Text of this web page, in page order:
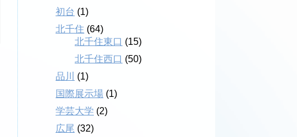
初台 (1)
北千住 (64)
北千住東口 (15)
北千住西口 (50)
品川
(1)
国際展示場 (1)
学芸大学 (2)
広尾 (32)